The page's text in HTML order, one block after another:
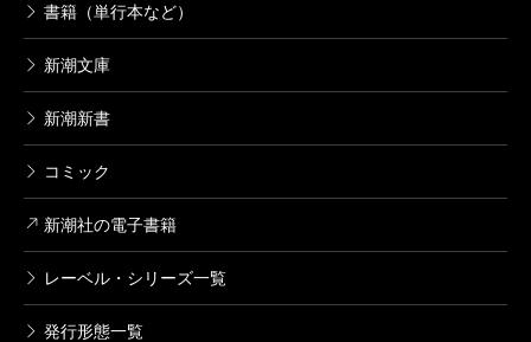
書籍（単行本など）
新潮文庫
新潮新書
コミック
新潮社の電子書籍
レーベル・シリーズ一覧
発行形態一覧